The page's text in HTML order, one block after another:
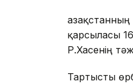
қарсыласы
Р.Хасенің
Тартысты